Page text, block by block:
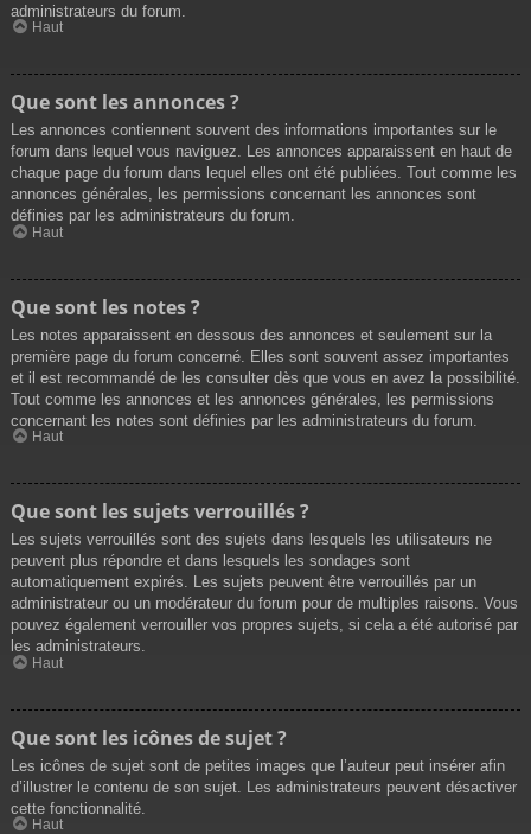
administrateurs du forum.
Haut
Que sont les annonces ?
Les annonces contiennent souvent des informations importantes sur le
forum dans lequel vous naviguez. Les annonces apparaissent en haut de
chaque page du forum dans lequel elles ont été publiées. Tout comme les
annonces générales, les permissions concernant les annonces sont
définies par les administrateurs du forum.
Haut
Que sont les notes ?
Les notes apparaissent en dessous des annonces et seulement sur la
première page du forum concerné. Elles sont souvent assez importantes
et il est recommandé de les consulter dès que vous en avez la possibilité.
Tout comme les annonces et les annonces générales, les permissions
concernant les notes sont définies par les administrateurs du forum.
Haut
Que sont les sujets verrouillés ?
Les sujets verrouillés sont des sujets dans lesquels les utilisateurs ne
peuvent plus répondre et dans lesquels les sondages sont
automatiquement expirés. Les sujets peuvent être verrouillés par un
administrateur ou un modérateur du forum pour de multiples raisons. Vous
pouvez également verrouiller vos propres sujets, si cela a été autorisé par
les administrateurs.
Haut
Que sont les icônes de sujet ?
Les icônes de sujet sont de petites images que l’auteur peut insérer afin
d’illustrer le contenu de son sujet. Les administrateurs peuvent désactiver
cette fonctionnalité.
Haut